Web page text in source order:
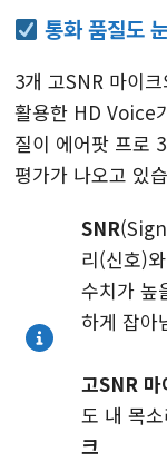
통화 품질도
3개 고SNR 마이
활용한 HD Voice
질이 에어팟 프로
평가가 나오고 있
SNR
리(신호)
수치가 높
하게 잡아
고SNR 마
도 내 목
크